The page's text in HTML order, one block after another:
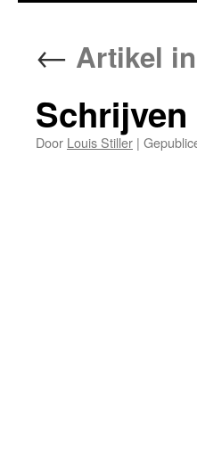
← Artikel
Schrijven
Door Louis Stiller |